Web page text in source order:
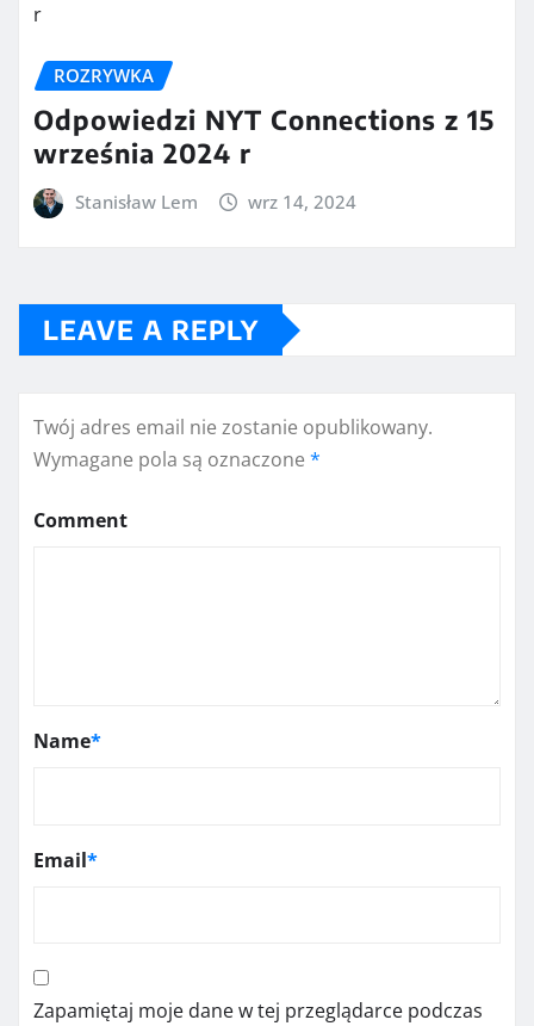
ROZRYWKA
Odpowiedzi NYT Connections z 15
września 2024 r
Stanisław Lem wrz 14, 2024
LEAVE A REPLY
Twój adres email nie zostanie opublikowany.
Wymagane pola są oznaczone *
Comment
Name*
Email*
Zapamiętaj moje dane w tej przeglądarce podczas